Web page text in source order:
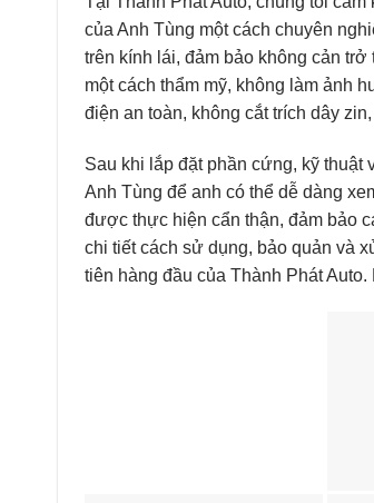
của Anh Tùng một cách chuyên
trên kính lái, đảm bảo không cản
một cách thẩm mỹ, không làm ảnh
điện an toàn, không cắt trích dây
Sau khi lắp đặt phần cứng, kỹ thuật
Anh Tùng để anh có thể dễ dàng
được thực hiện cẩn thận, đảm bảo
chi tiết cách sử dụng, bảo quản và
tiên hàng đầu của Thành Phát